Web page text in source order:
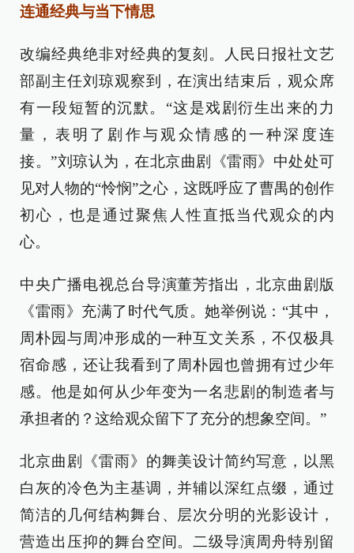
连通经典与当下情思
改编经典绝非对经典的复刻。人民日报社文艺
部副主任刘琼观察到，在演出结束后，观众席
有一段短暂的沉默。“这是戏剧衍生出来的力
量，表明了剧作与观众情感的一种深度连
接。”刘琼认为，在北京曲剧《雷雨》中处处可
见对人物的“怜悯”之心，这既呼应了曹禺的创作
初心，也是通过聚焦人性直抵当代观众的内
心。
中央广播电视总台导演董芳指出，北京曲剧版
《雷雨》充满了时代气质。她举例说：“其中，
周朴园与周冲形成的一种互文关系，不仅极具
宿命感，还让我看到了周朴园也曾拥有过少年
感。他是如何从少年变为一名悲剧的制造者与
承担者的？这给观众留下了充分的想象空间。”
北京曲剧《雷雨》的舞美设计简约写意，以黑
白灰的冷色为主基调，并辅以深红点缀，通过
简洁的几何结构舞台、层次分明的光影设计，
营造出压抑的舞台空间。二级导演周舟特别留